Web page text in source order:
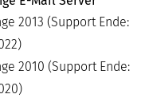
2013 (Support Ende:
2010 (Support Ende: